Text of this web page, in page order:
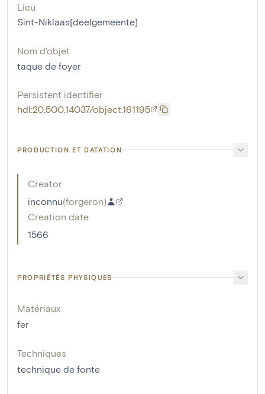
Lieu
Sint-Niklaas[deelgemeente]
Nom d'objet
taque de foyer
Persistent identifier
hdl:20.500.14037/object.161195
PRODUCTION ET DATATION
Creator
inconnu(forgeron)
Creation date
1566
PROPRIÉTÉS PHYSIQUES
Matériaux
fer
Techniques
technique de fonte